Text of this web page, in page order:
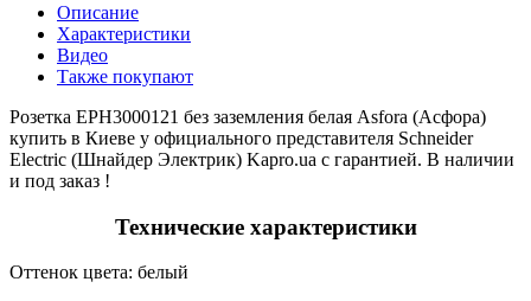
Описание
Характеристики
Видео
Также покупают
Розетка EPH3000121 без заземления белая Asfora (Асфора)
купить в Киеве у официального представителя Schneider
Electric (Шнайдер Электрик) Kapro.ua с гарантией. В наличии
и под заказ !
Технические характеристики
Оттенок цвета: белый